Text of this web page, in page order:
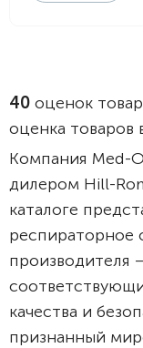
40 оценок
оценка товаров
Компания Med-
дилером Hill-
каталоге
респираторное
производителя
качества и
признанный